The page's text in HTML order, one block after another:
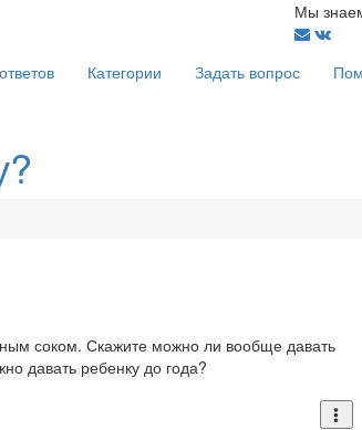
Мы
Категории Задать вопрос
соком. Скажите можно ли вообще давать
давать ребенку до года?